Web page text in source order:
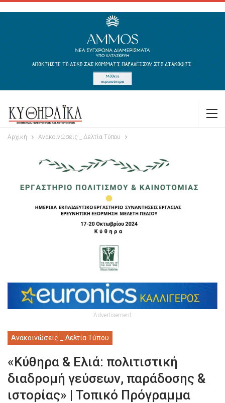
Αρχική Ανακοινώσεις _ Δελτία Τύπου
Advertisement
Ανακοινώσεις _ Δελτία Τύπου
«Κύθηρα & Ελιά: πολιτιστική
διαδρομή γεύσεων, παράδοσης &
ιστορίας» | Τοπικό Πρόγραμμα